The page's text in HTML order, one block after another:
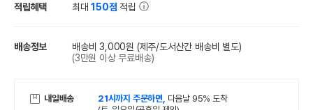
적립혜택 최대150점 적립
배송정보 배송비 3,000원 (제주/도서산간 배송비 별도)
(3만원 이상 무료배송)
내일배송 21시까지 주문하면, 다음날 95% 도착